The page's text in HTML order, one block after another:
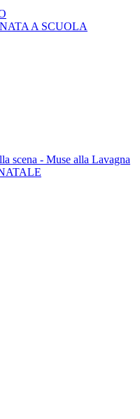
A SCUOLA
scena - Muse alla Lavagna